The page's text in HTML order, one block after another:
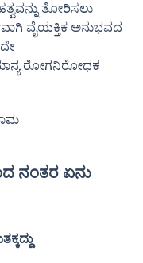
ತೋರಿಸಲು
ವೈಯಕ್ತಿಕ ಅನುಭವದ
ರೋಗನಿರೋಧಕ
ನಂತರ ಏನು